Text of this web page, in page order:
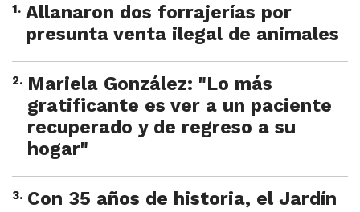
1. Allanaron dos forrajerías por
presunta venta ilegal de animales
2. Mariela González: "Lo más
gratificante es ver a un paciente
recuperado y de regreso a su
hogar"
3. Con 35 años de historia, el Jardín